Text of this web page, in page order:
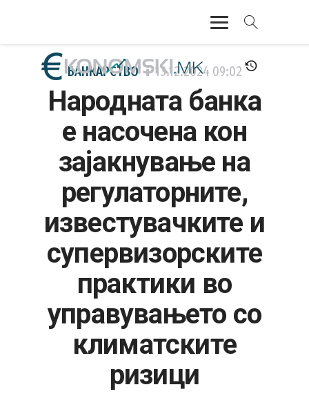
АКТУЕЛНО
ЕКОНОМИЈА
ФИНАНСИИ
БАНКАРСТВО
ЖИВОТ
БАНКАРСТВО 13.12.2024 09:02
Народната банка
е насочена кон
зајакнување на
регулаторните,
известувачките и
супервизорските
практики во
управувањето со
климатските
ризици